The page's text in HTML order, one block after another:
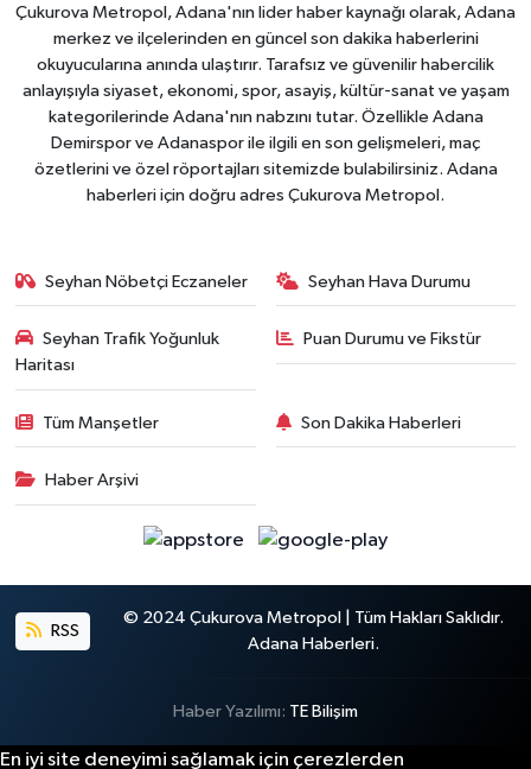
Çukurova Metropol, Adana'nın lider haber kaynağı olarak, Adana
merkez ve ilçelerinden en güncel son dakika haberlerini
okuyucularına anında ulaştırır. Tarafsız ve güvenilir habercilik
anlayışıyla siyaset, ekonomi, spor, asayiş, kültür-sanat ve yaşam
kategorilerinde Adana'nın nabzını tutar. Özellikle Adana
Demirspor ve Adanaspor ile ilgili en son gelişmeleri, maç
özetlerini ve özel röportajları sitemizde bulabilirsiniz. Adana
haberleri için doğru adres Çukurova Metropol.
Seyhan Nöbetçi Eczaneler Seyhan Hava Durumu
Seyhan Trafik Yoğunluk
Haritası
Puan Durumu ve Fikstür
Tüm Manşetler Son Dakika Haberleri
Haber Arşivi
RSS
© 2024 Çukurova Metropol | Tüm Hakları Saklıdır.
Adana Haberleri.
Haber Yazılımı: TE Bilişim
En iyi site deneyimi sağlamak için çerezlerden